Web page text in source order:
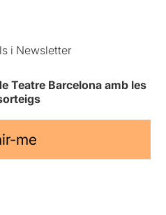
i Newsletter
Teatre Barcelona amb les
me